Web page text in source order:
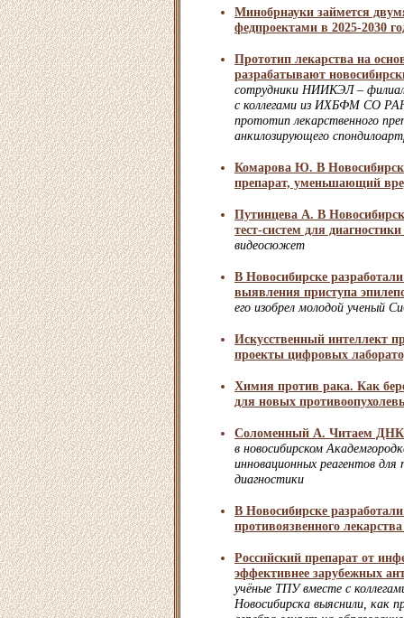
Минобрнауки займется
федпроектами в 2025-2030
Прототип лекарства на
разрабатывают
сотрудники НИИКЭЛ –
с коллегами из ИХБФМ СО
прототип лекарственного
анкилозирующего
Комарова Ю. В
препарат, уменьшающий
Путинцева А. В
тест-систем для
видеосюжет
В Новосибирске
выявления приступа
его изобрел молодой ученый
Искусственный интеллект
проекты цифровых
Химия против рака. Как
для новых
Соломенный А. Читаем ДНК
в новосибирском
инновационных реагентов для
диагностики
В Новосибирске
противоязвенного
Российский препарат от
эффективнее зарубежных
учёные ТПУ вместе с
Новосибирска выяснили, как